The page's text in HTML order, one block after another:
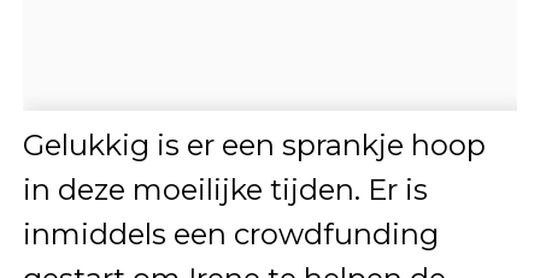
Gelukkig is er een sprankje hoop
in deze moeilijke tijden. Er is
inmiddels een crowdfunding